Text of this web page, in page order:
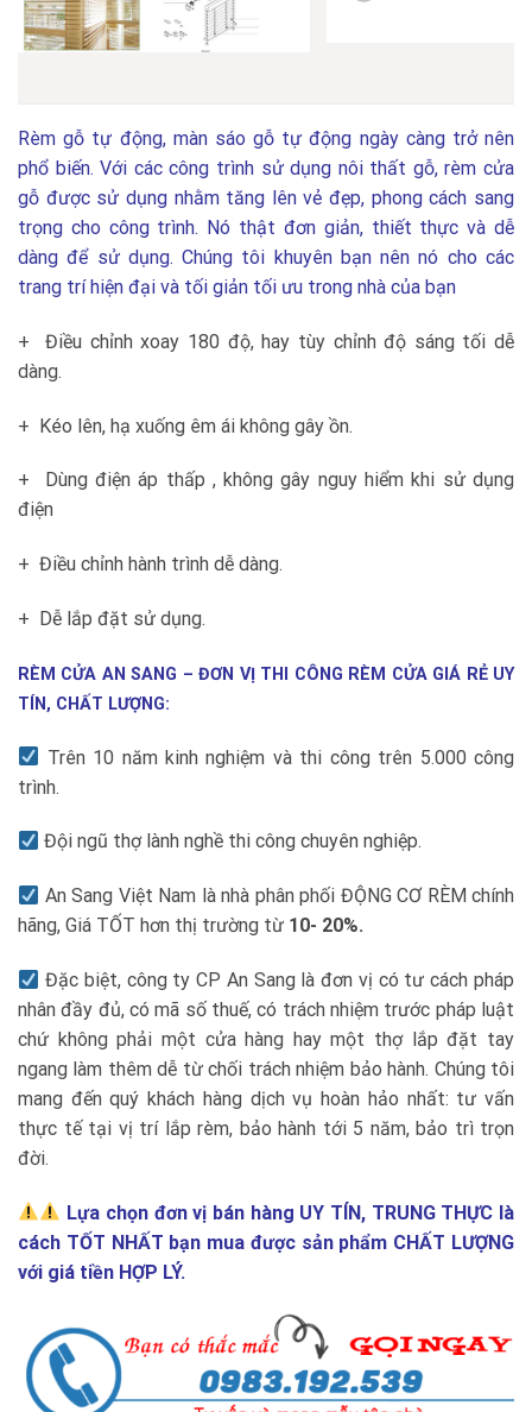
Rèm gỗ tự động, màn sáo gỗ tự động ngày càng trở nên
phổ biến. Với các công trình sử dụng nôi thất gỗ, rèm cửa
gỗ được sử dụng nhằm tăng lên vẻ đẹp, phong cách sang
trọng cho công trình. Nó thật đơn giản, thiết thực và dễ
dàng để sử dụng. Chúng tôi khuyên bạn nên nó cho các
trang trí hiện đại và tối giản tối ưu trong nhà của bạn
+ Điều chỉnh xoay 180 độ, hay tùy chỉnh độ sáng tối dễ
dàng.
+ Kéo lên, hạ xuống êm ái không gây ồn.
+ Dùng điện áp thấp , không gây nguy hiểm khi sử dụng
điện
+ Điều chỉnh hành trình dễ dàng.
+ Dễ lắp đặt sử dụng.
RÈM CỬA AN SANG – ĐƠN VỊ THI CÔNG RÈM CỬA GIÁ RẺ UY
TÍN, CHẤT LƯỢNG:
Trên 10 năm kinh nghiệm và thi công trên 5.000 công
trình.
Đội ngũ thợ lành nghề thi công chuyên nghiệp.
An Sang Việt Nam là nhà phân phối ĐỘNG CƠ RÈM chính
hãng, Giá TỐT hơn thị trường từ 10- 20%.
Đặc biệt, công ty CP An Sang là đơn vị có tư cách pháp
nhân đầy đủ, có mã số thuế, có trách nhiệm trước pháp luật
chứ không phải một cửa hàng hay một thợ lắp đặt tay
ngang làm thêm dễ từ chối trách nhiệm bảo hành. Chúng tôi
mang đến quý khách hàng dịch vụ hoàn hảo nhất: tư vấn
thực tế tại vị trí lắp rèm, bảo hành tới 5 năm, bảo trì trọn
đời.
Lựa chọn đơn vị bán hàng UY TÍN, TRUNG THỰC là
cách TỐT NHẤT bạn mua được sản phẩm CHẤT LƯỢNG
với giá tiền HỢP LÝ.